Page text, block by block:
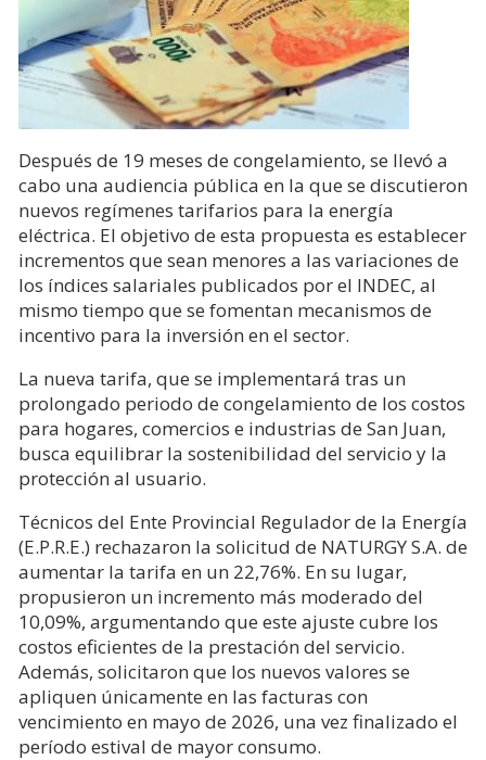
Después de 19 meses de congelamiento, se llevó a
cabo una audiencia pública en la que se discutieron
nuevos regímenes tarifarios para la energía
eléctrica. El objetivo de esta propuesta es establecer
incrementos que sean menores a las variaciones de
los índices salariales publicados por el INDEC, al
mismo tiempo que se fomentan mecanismos de
incentivo para la inversión en el sector.
La nueva tarifa, que se implementará tras un
prolongado periodo de congelamiento de los costos
para hogares, comercios e industrias de San Juan,
busca equilibrar la sostenibilidad del servicio y la
protección al usuario.
Técnicos del Ente Provincial Regulador de la Energía
(E.P.R.E.) rechazaron la solicitud de NATURGY S.A. de
aumentar la tarifa en un 22,76%. En su lugar,
propusieron un incremento más moderado del
10,09%, argumentando que este ajuste cubre los
costos eficientes de la prestación del servicio.
Además, solicitaron que los nuevos valores se
apliquen únicamente en las facturas con
vencimiento en mayo de 2026, una vez finalizado el
período estival de mayor consumo.